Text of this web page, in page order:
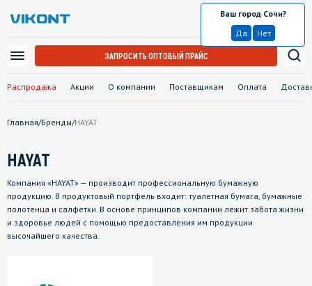
Распродажа Акции О компании Поставщикам Оплата
Ваш город Сочи?
Да
Нет
ЗАПРОСИТЬ ОПТОВЫЙ ПРАЙС
Главная/Бренды/HAYAT
HAYAT
Компания «HAYAT» — производит профессиональную бумажную
продукцию. В продуктовый портфель входит: туалетная бумага, бумажные
полотенца и салфетки. В основе принципов компании лежит забота жизни
и здоровье людей с помощью предоставления им продукции
высочайшего качества.